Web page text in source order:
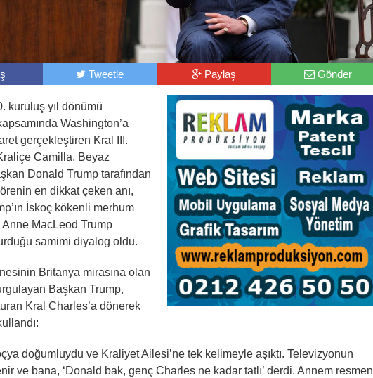
Tweetle Paylaş Gönder
kuruluş yıl dönümü
Washington’a
gerçekleştiren Kral III.
Camilla, Beyaz
Donald Trump tarafından
en dikkat çeken anı,
İskoç kökenli merhum
MacLeod Trump
samimi diyalog oldu.
Britanya mirasına olan
Başkan Trump,
Kral Charles’a dönerek
doğumluydu ve Kraliyet Ailesi’ne tek kelimeyle aşıktı. Televizyonun
ve bana, ‘Donald bak, genç Charles ne kadar tatlı’ derdi. Annem resmen